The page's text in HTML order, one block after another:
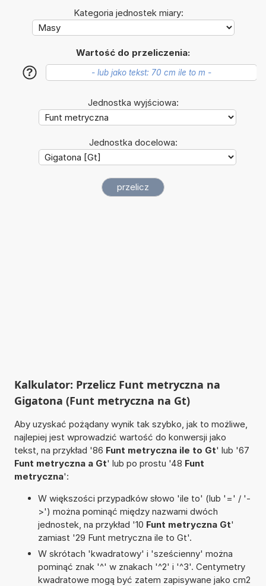
Kategoria jednostek miary:
Wartość do przeliczenia:
?
Jednostka wyjściowa:
Jednostka docelowa:
Kalkulator: Przelicz Funt metryczna na
Gigatona (Funt metryczna na Gt)
Aby uzyskać pożądany wynik tak szybko, jak to możliwe,
najlepiej jest wprowadzić wartość do konwersji jako
tekst, na przykład '86 Funt metryczna ile to Gt' lub '67
Funt metryczna a Gt' lub po prostu '48 Funt
metryczna':
W większości przypadków słowo 'ile to' (lub '=' / '-
>') można pominąć między nazwami dwóch
jednostek, na przykład '10 Funt metryczna Gt'
zamiast '29 Funt metryczna ile to Gt'.
W skrótach 'kwadratowy' i 'sześcienny' można
pominąć znak '^' w znakach '^2' i '^3'. Centymetry
kwadratowe mogą być zatem zapisywane jako cm2